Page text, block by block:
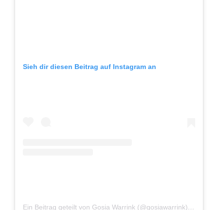
Sieh dir diesen Beitrag auf Instagram an
Ein Beitrag geteilt von Gosia Warrink (@gosiawarrink)
am